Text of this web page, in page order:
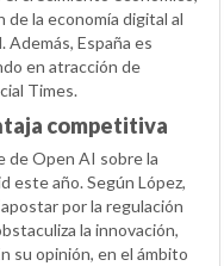
la economía digital al
España es
en atracción de
Times.
competitiva
de Open AI sobre la
este año. Según López,
por la regulación
la innovación,
su opinión, en el ámbito